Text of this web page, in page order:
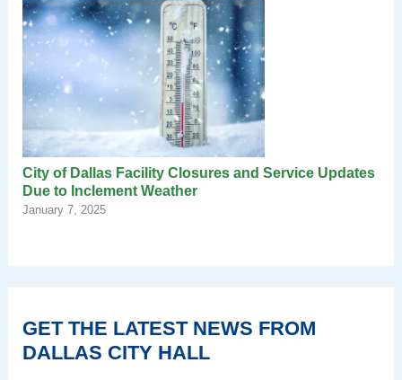
City of Dallas Facility Closures and Service Updates
Due to Inclement Weather
January 7, 2025
GET THE LATEST NEWS FROM
DALLAS CITY HALL